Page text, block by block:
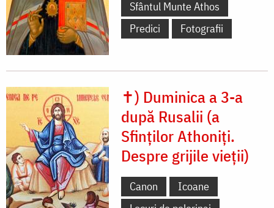
Sfântul Munte Athos
Predici
Fotografii
✝) Duminica a 3-a
după Rusalii (a
Sfinților Athoniți.
Despre grijile vieții)
Canon
Icoane